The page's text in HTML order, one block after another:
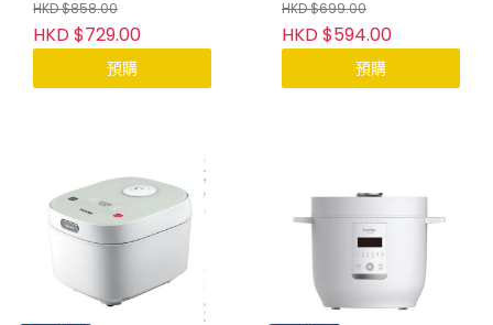
HKD $858.00
HKD $729.00
預購
HKD $699.00
HKD $594.00
預購